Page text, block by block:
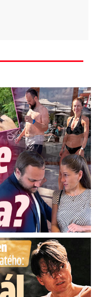
je tady královna?
si svého tátu